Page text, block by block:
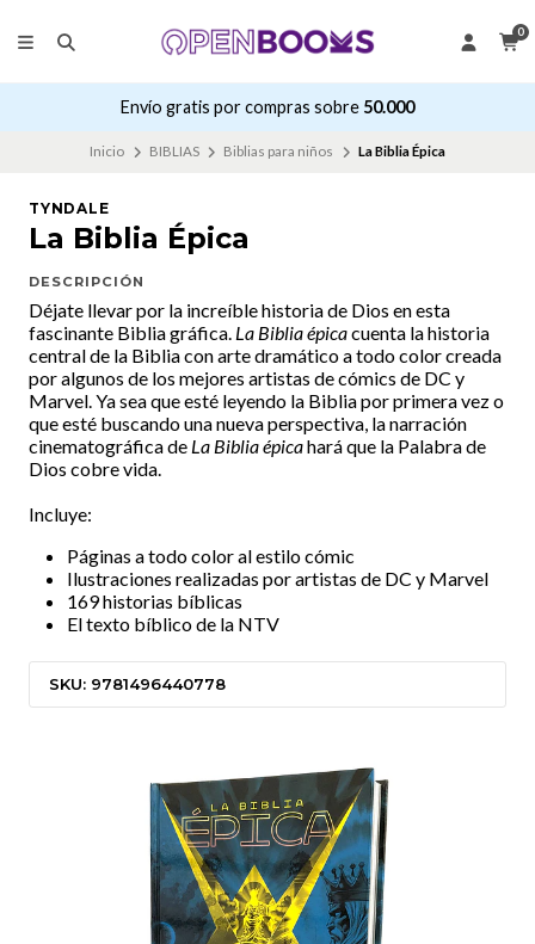
0
Envío gratis por compras sobre 50.000
Inicio BIBLIAS Biblias para niños La Biblia Épica
TYNDALE
La Biblia Épica
DESCRIPCIÓN
Déjate llevar por la increíble historia de Dios en esta
fascinante Biblia gráfica. La Biblia épicacuenta la historia
central de la Biblia con arte dramático a todo color creada
por algunos de los mejores artistas de cómics de DC y
Marvel. Ya sea que esté leyendo la Biblia por primera vez o
que esté buscando una nueva perspectiva, la narración
cinematográfica de La Biblia épicahará que la Palabra de
Dios cobre vida.
Incluye:
Páginas a todo color al estilo cómic
Ilustraciones realizadas por artistas de DC y Marvel
169 historias bíblicas
El texto bíblico de la NTV
SKU: 9781496440778